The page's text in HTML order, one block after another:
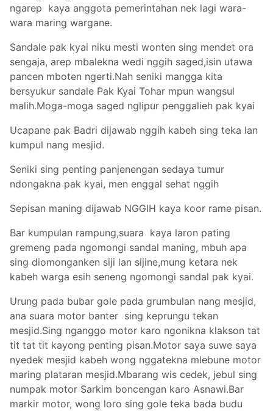
ngarep kaya anggota pemerintahan nek lagi wara-
wara maring wargane.
Sandale pak kyai niku mesti wonten sing mendet ora
sengaja, arep mbalekna wedi nggih saged,isin utawa
pancen mboten ngerti.Nah seniki mangga kita
bersyukur sandale Pak Kyai Tohar mpun wangsul
malih.Moga-moga saged nglipur penggalieh pak kyai
Ucapane pak Badri dijawab nggih kabeh sing teka lan
kumpul nang mesjid.
Seniki sing penting panjenengan sedaya tumur
ndongakna pak kyai, men enggal sehat nggih
Sepisan maning dijawab NGGIH kaya koor rame pisan.
Bar kumpulan rampung,suara kaya laron pating
gremeng pada ngomongi sandal maning, mbuh apa
sing diomonganken siji lan sijine,mung ketara nek
kabeh warga esih seneng ngomongi sandal pak kyai.
Urung pada bubar gole pada grumbulan nang mesjid,
ana suara motor banter sing keprungu tekan
mesjid.Sing nganggo motor karo ngonikna klakson tat
tit tat tit kayong penting pisan.Motor saya suwe saya
nyedek mesjid kabeh wong nggatekna mlebune motor
maring plataran mesjid.Mbarang wis cedek, jebul sing
numpak motor Sarkim boncengan karo Asnawi.Bar
markir motor, wong loro sing gole teka bada budu